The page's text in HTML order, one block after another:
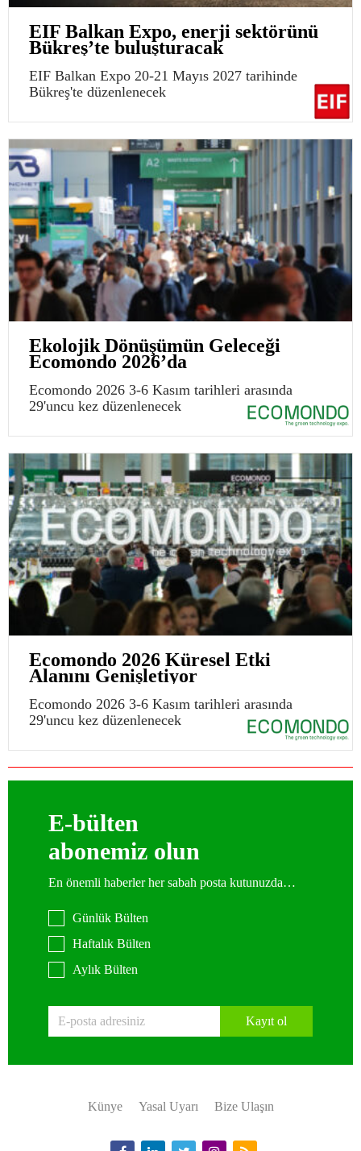
EIF Balkan Expo, enerji sektörünü
Bükreş’te buluşturacak
EIF Balkan Expo 20-21 Mayıs 2027 tarihinde
Bükreş'te düzenlenecek
Ekolojik Dönüşümün Geleceği
Ecomondo 2026’da
Ecomondo 2026 3-6 Kasım tarihleri arasında
29'uncu kez düzenlenecek
Ecomondo 2026 Küresel Etki
Alanını Genişletiyor
Ecomondo 2026 3-6 Kasım tarihleri arasında
29'uncu kez düzenlenecek
E-bülten
abonemiz olun
En önemli haberler her sabah posta kutunuzda…
Günlük Bülten
Haftalık Bülten
Aylık Bülten
Kayıt ol
Künye Yasal Uyarı Bize Ulaşın